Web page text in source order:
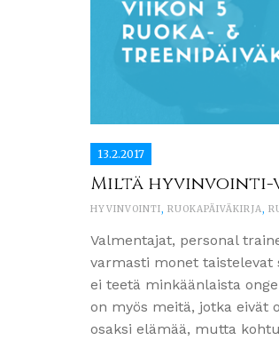
13.2.2017
Miltä hyvinvointi-
HYVINVOINTI RUOKAPÄIVÄKIRJA
Valmentajat, personal
varmasti monet taistelevat
ei teetä minkäänlaista
on myös meitä, jotka eivät
osaksi elämää, mutta